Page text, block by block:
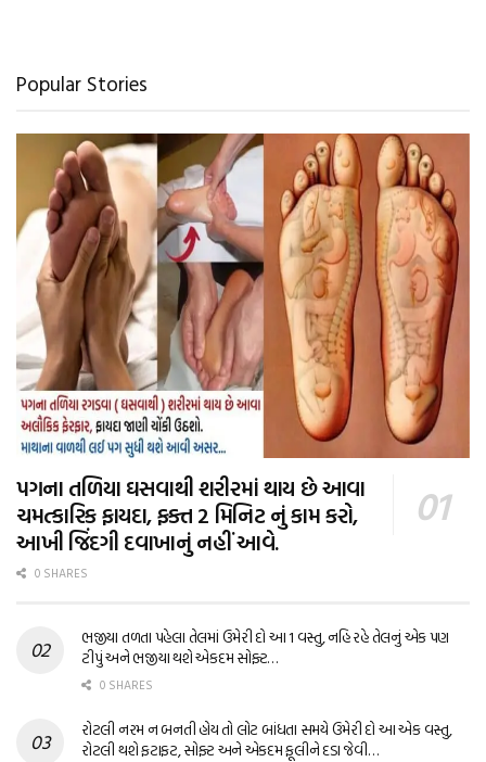
Popular Stories
પગના તળિયા ઘસવાથી શરીરમાં થાય છે આવા
ચમત્કારિક ફાયદા, ફક્ત 2 મિનિટ નું કામ કરો,
આખી જિંદગી દવાખાનું નહીં આવે.
0 SHARES
ભજીયા તળતા પહેલા તેલમાં ઉમેરી દો આ 1 વસ્તુ, નહિ રહે તેલનું એક પણ
ટીપું અને ભજીયા થશે એકદમ સોફ્ટ…
0 SHARES
રોટલી નરમ ન બનતી હોય તો લોટ બાંધતા સમયે ઉમેરી દો આ એક વસ્તુ,
રોટલી થશે ફટાફટ, સોફ્ટ અને એકદમ ફૂલીને દડા જેવી…